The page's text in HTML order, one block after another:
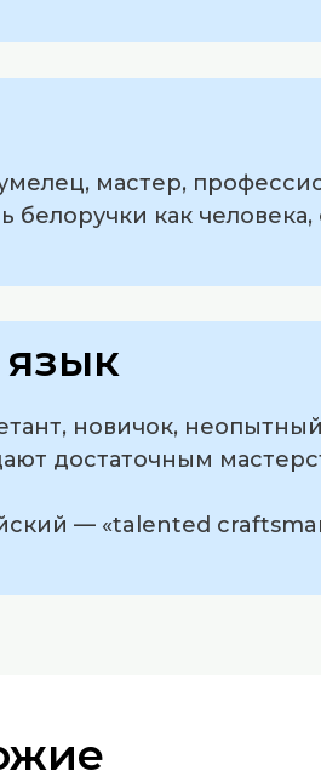
мастер,
белоручки как
новичок,
достаточным
— «talented